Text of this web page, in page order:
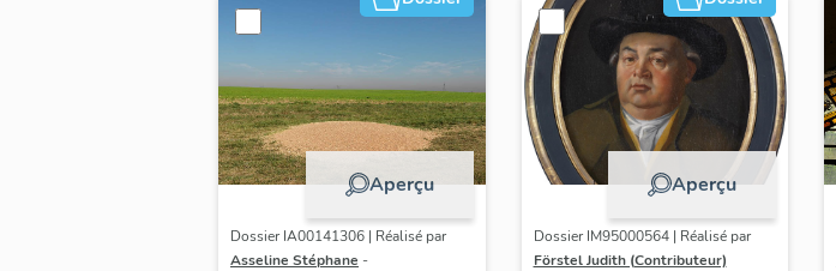
Aperçu
Dossier IA00141306 | Réalisé par
Asseline Stéphane -
Aperçu
Dossier IM95000564 | Réalisé par
Förstel Judith (Contributeur)